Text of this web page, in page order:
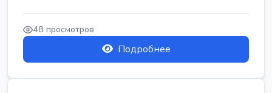
48 просмотров
Подробнее